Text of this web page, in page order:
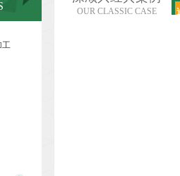
工
OUR CLASSIC CASE